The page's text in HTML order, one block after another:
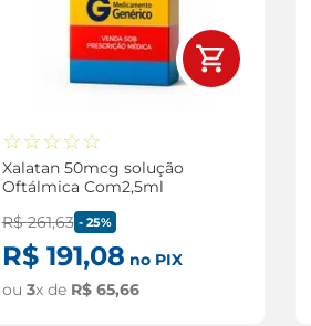
☆☆☆☆☆
Xalatan 50mcg solução
Oftálmica Com2,5ml
R$ 261,63 - 25%
R$ 191,08 no PIX
ou 3x de R$ 65,66